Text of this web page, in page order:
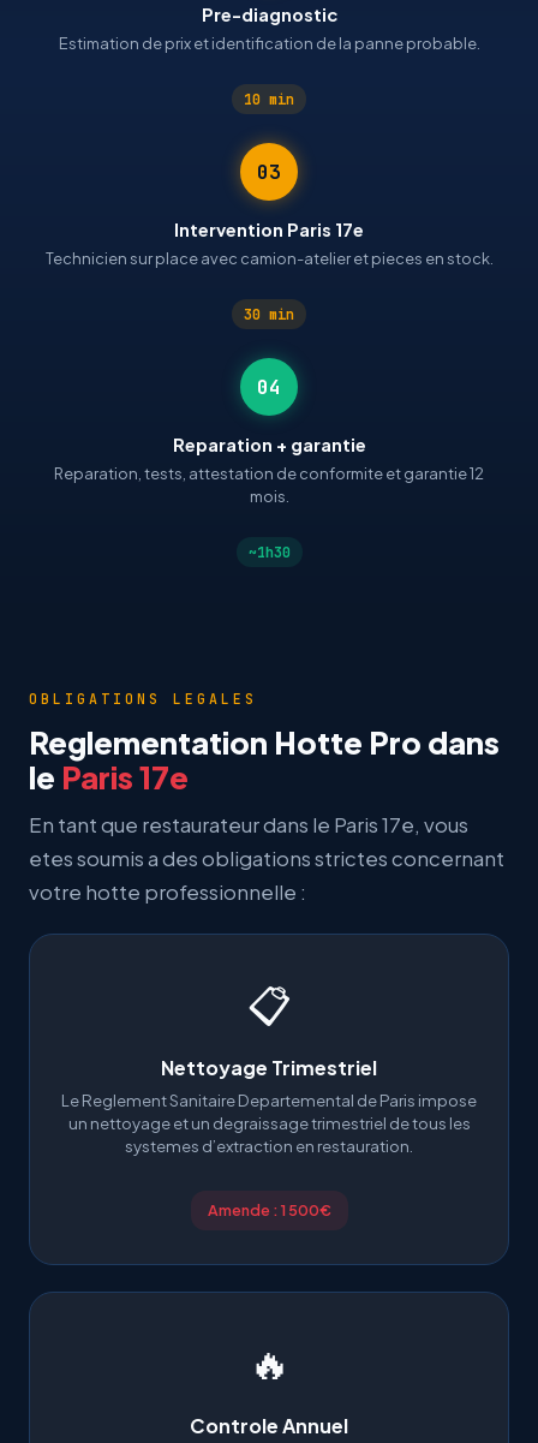
Pre-diagnostic
Estimation de prix et identification de la panne probable.
10 min
03
Intervention Paris 17e
Technicien sur place avec camion-atelier et pieces en stock.
30 min
04
Reparation + garantie
Reparation, tests, attestation de conformite et garantie 12
mois.
~1h30
OBLIGATIONS LEGALES
Reglementation Hotte Pro dans
le Paris 17e
En tant que restaurateur dans le Paris 17e, vous
etes soumis a des obligations strictes concernant
votre hotte professionnelle :
📋
Nettoyage Trimestriel
Le Reglement Sanitaire Departemental de Paris impose
un nettoyage et un degraissage trimestriel de tous les
systemes d’extraction en restauration.
Amende : 1 500€
🔥
Controle Annuel